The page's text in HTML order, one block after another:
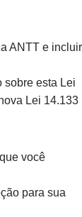
ANTT e incluir
sobre esta Lei
Lei 14.133
você
para sua